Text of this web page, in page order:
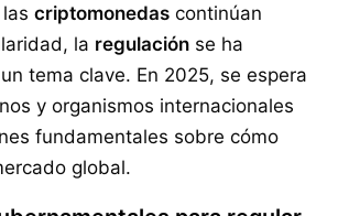
criptomonedascontinúan
la regulaciónse ha
tema clave. En 2025, se espera
y organismos internacionales
fundamentales sobre cómo
global.